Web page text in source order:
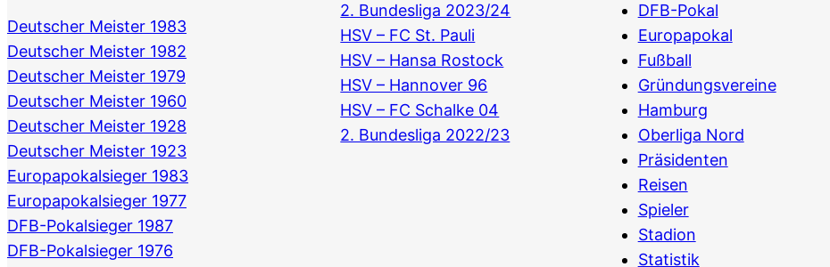
Deutscher Meister 1983
Deutscher Meister 1982
Deutscher Meister 1979
Deutscher Meister 1960
Deutscher Meister 1928
Deutscher Meister 1923
Europapokalsieger 1983
Europapokalsieger 1977
DFB-Pokalsieger 1987
DFB-Pokalsieger 1976
2. Bundesliga 2023/24
HSV – FC St. Pauli
HSV – Hansa Rostock
HSV – Hannover 96
HSV – FC Schalke 04
2. Bundesliga 2022/23
DFB-Pokal
Europapokal
Fußball
Gründungsvereine
Hamburg
Oberliga Nord
Präsidenten
Reisen
Spieler
Stadion
Statistik